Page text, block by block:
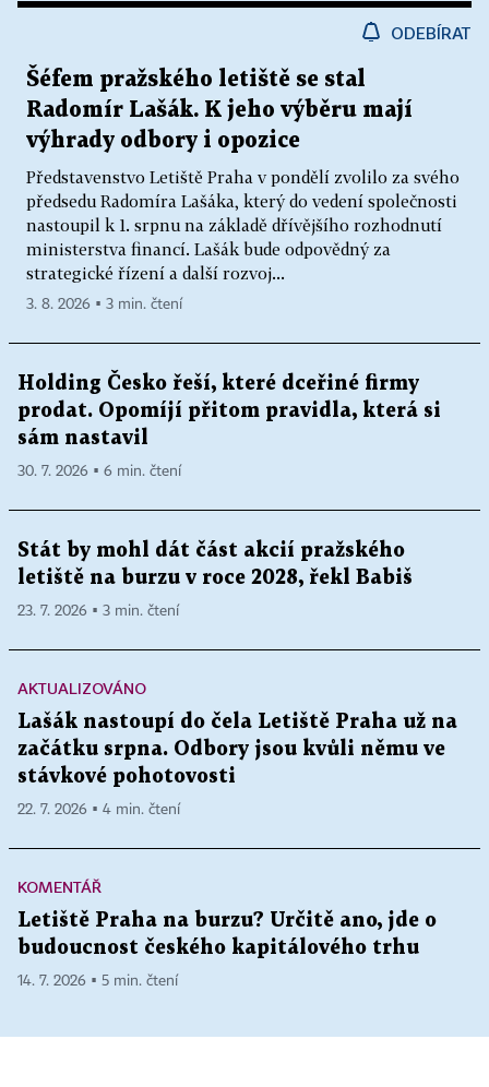
ODEBÍRAT
Šéfem pražského letiště se stal
Radomír Lašák. K jeho výběru mají
výhrady odbory i opozice
Představenstvo Letiště Praha v pondělí zvolilo za svého
předsedu Radomíra Lašáka, který do vedení společnosti
nastoupil k 1. srpnu na základě dřívějšího rozhodnutí
ministerstva financí. Lašák bude odpovědný za
strategické řízení a další rozvoj...
3. 8. 2026 ▪ 3 min. čtení
Holding Česko řeší, které dceřiné firmy
prodat. Opomíjí přitom pravidla, která si
sám nastavil
30. 7. 2026 ▪ 6 min. čtení
Stát by mohl dát část akcií pražského
letiště na burzu v roce 2028, řekl Babiš
23. 7. 2026 ▪ 3 min. čtení
AKTUALIZOVÁNO
Lašák nastoupí do čela Letiště Praha už na
začátku srpna. Odbory jsou kvůli němu ve
stávkové pohotovosti
22. 7. 2026 ▪ 4 min. čtení
KOMENTÁŘ
Letiště Praha na burzu? Určitě ano, jde o
budoucnost českého kapitálového trhu
14. 7. 2026 ▪ 5 min. čtení